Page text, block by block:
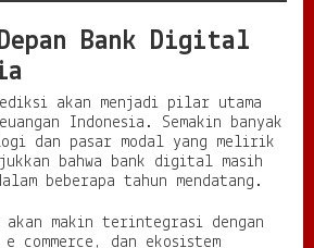
Bank Digital
akan menjadi pilar utama
Indonesia. Semakin banyak
dan pasar modal yang melirik
bahwa bank digital masih
beberapa tahun mendatang.
makin terintegrasi dengan
dan ekosistem